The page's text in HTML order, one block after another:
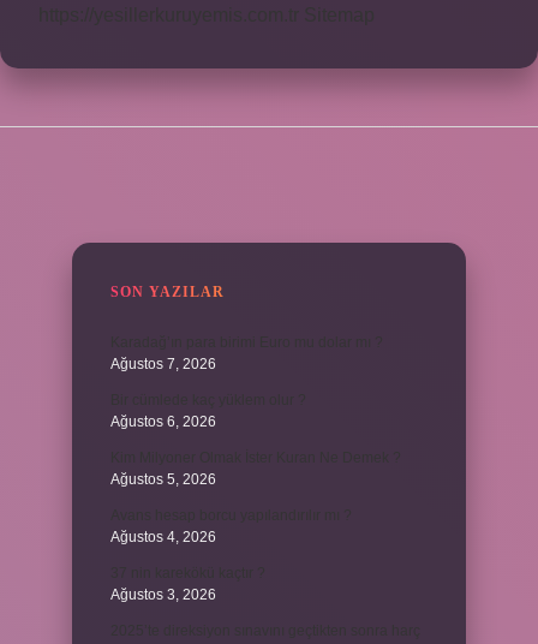
SON YAZILAR
Ağustos 7, 2026
Ağustos 6, 2026
Ağustos 5, 2026
Ağustos 4, 2026
Ağustos 3, 2026